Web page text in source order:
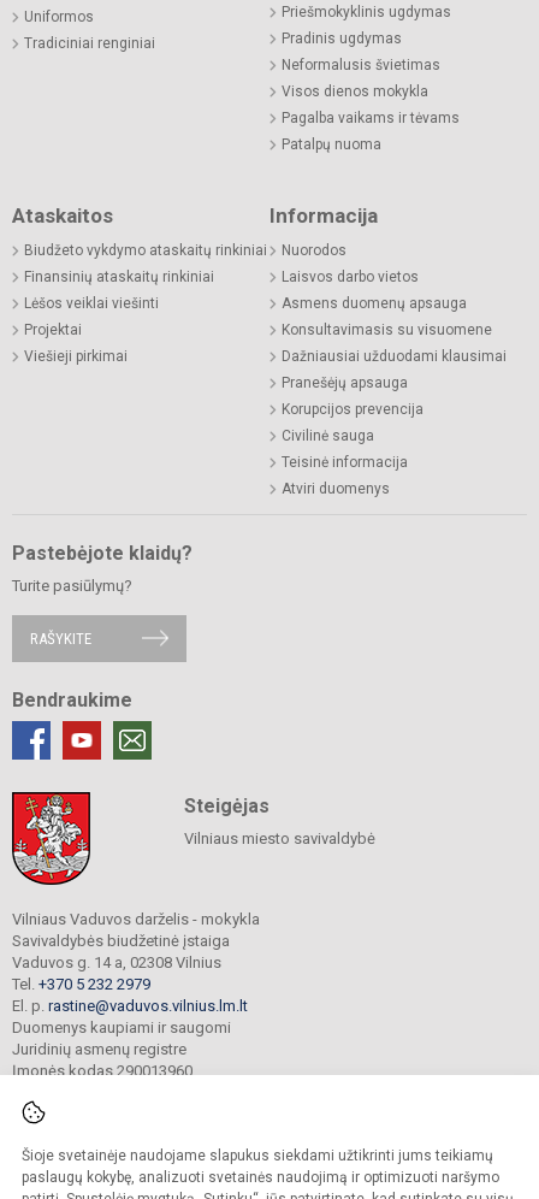
Šioje svetainėje naudojame slapukus siekdami užtikrinti jums teikiamų
paslaugų kokybę, analizuoti svetainės naudojimą ir optimizuoti naršymo
Uniformos
Tradiciniai renginiai
Priešmokyklinis ugdymas
Pradinis ugdymas
Neformalusis švietimas
Visos dienos mokykla
Pagalba vaikams ir tėvams
Patalpų nuoma
Ataskaitos
Biudžeto vykdymo ataskaitų rinkiniai
Finansinių ataskaitų rinkiniai
Lėšos veiklai viešinti
Projektai
Viešieji pirkimai
Informacija
Nuorodos
Laisvos darbo vietos
Asmens duomenų apsauga
Konsultavimasis su visuomene
Dažniausiai užduodami klausimai
Pranešėjų apsauga
Korupcijos prevencija
Civilinė sauga
Teisinė informacija
Atviri duomenys
Pastebėjote klaidų?
Turite pasiūlymų?
RAŠYKITE
Bendraukime
Steigėjas
Vilniaus miesto savivaldybė
Vilniaus Vaduvos darželis - mokykla
Savivaldybės biudžetinė įstaiga
Vaduvos g. 14 a, 02308 Vilnius
Tel. +370 5 232 2979
El. p. rastine@vaduvos.vilnius.lm.lt
Duomenys kaupiami ir saugomi
Juridinių asmenų registre
Įmonės kodas 290013960
© 2023. Vilniaus Vaduvos darželis - mokykla. Visos teisės saugomos.
Kopijuoti turinį be raštiško įstaigos administracijos sutikimo griežtai draudžiama.